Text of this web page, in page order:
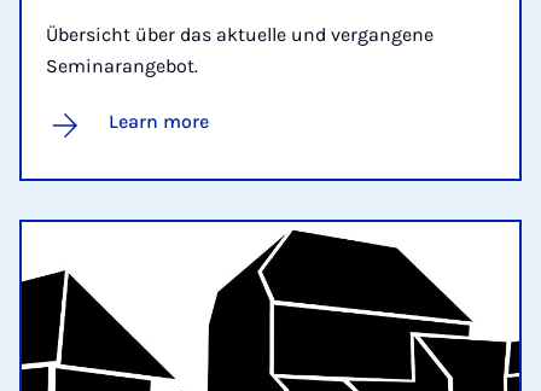
Übersicht über das aktuelle und vergangene
Seminarangebot.
Learn more